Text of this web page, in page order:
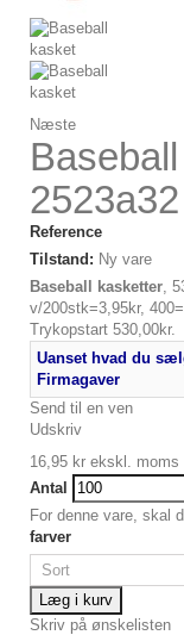
Næste
2523a32
Reference
Tilstand: Ny vare
Baseball kasketter ,
v/200stk=3,95kr,
Trykopstart 530,00kr.
Uanset hvad du
Firmagaver
Send til en ven
Udskriv
16,95 kr ekskl. moms
Antal
For denne vare, skal
farver
Læg i kurv
Skriv på ønskelisten